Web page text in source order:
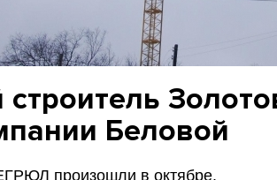
Беловой
произошли в октябре.